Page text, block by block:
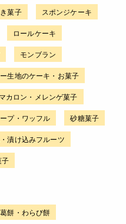
菓子 スポンジケーキ
ロールケーキ
モンブラン
生地のケーキ・お菓子
マカロン・メレンゲ菓子
プ・ワッフル 砂糖菓子
漬け込みフルーツ
子
餅・わらび餅